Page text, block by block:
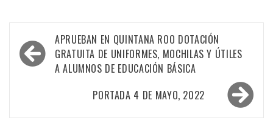
Navegación
de
entradas
APRUEBAN EN QUINTANA ROO DOTACIÓN
GRATUITA DE UNIFORMES, MOCHILAS Y ÚTILES
A ALUMNOS DE EDUCACIÓN BÁSICA
PORTADA 4 DE MAYO, 2022